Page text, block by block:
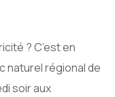
? C’est en
naturel régional de
soir aux